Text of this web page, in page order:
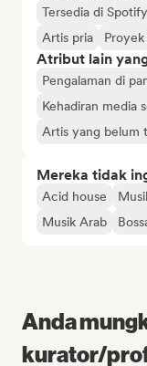
Tersedia di Spotify
Artis pria
Atribut lain
Pengalaman di
Kehadiran media
Artis yang belum
Mereka tidak
Acid house
Musik Arab
Anda
kurator/